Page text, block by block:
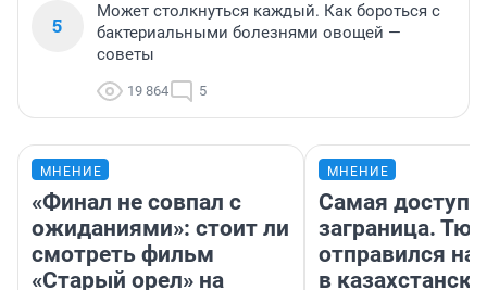
5
Может столкнуться каждый. Как бороться с
бактериальными болезнями овощей —
советы
19 864 5
МНЕНИЕ
«Финал не совпал с
ожиданиями»: стоит ли
смотреть фильм
«Старый орел» на
МНЕНИЕ
Самая
заграница.
отправился
в